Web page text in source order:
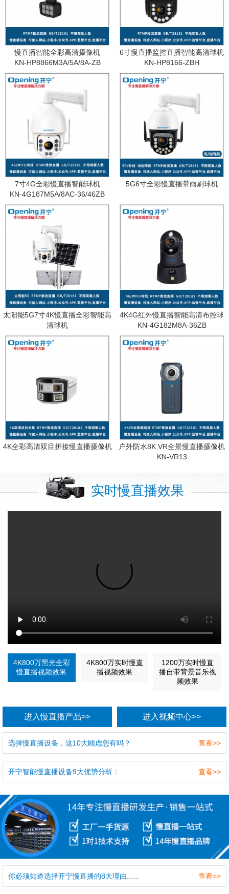
慢直播智能全彩高清摄像机
KN-HP8866M3A/5A/8A-ZB
6寸慢直播监控直播智能高清球机
KN-HP8166-ZBH
7寸4G全彩慢直播智能球机
KN-4G187M5A/8AC-36/46ZB
5G6寸全彩慢直播带雨刷球机
太阳能5G7寸4K慢直播全彩智能高
清球机
4K4G红外慢直播智能高清布控球
KN-4G182M8A-36ZB
4K全彩高清双目拼接慢直播摄像机
户外防水8K VR全景慢直播摄像机
KN-VR13
实时慢直播效果
4K800万黑光全彩
慢直播视频效果
4K800万实时慢直
播视频效果
1200万实时慢直
播自带背景音乐视
频效果
进入慢直播产品>> 进入视频中心>>
查看>>
选择慢直播设备，这10大顾虑您有吗？
查看>>
开宁智能慢直播设备9大优势分析：
查看>>
你必须知道选择开宁慢直播的8大理由......